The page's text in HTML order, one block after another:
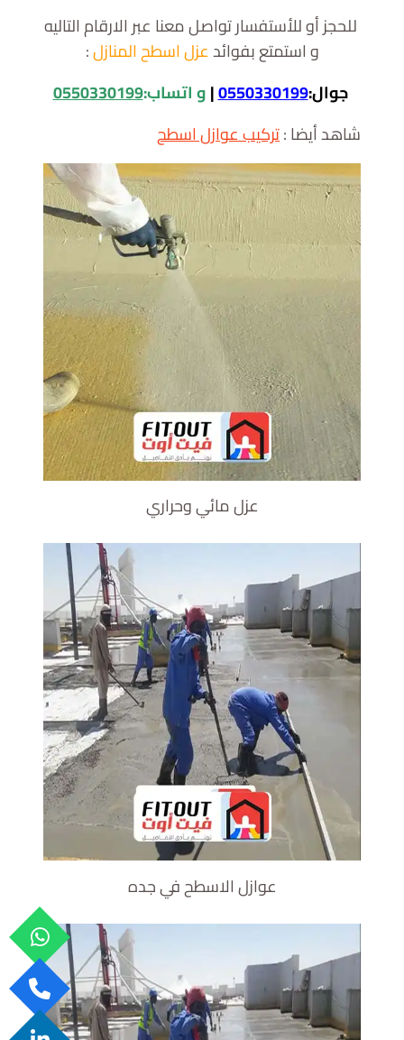
للحجز أو للأستفسار تواصل معنا عبر الارقام التاليه
و استمتع بفوائدعزل اسطح المنازل:
جوال:0550330199
|و اتساب:0550330199
شاهد أيضا :تركيب عوازل اسطح
عزل مائي وحراري
عوازل الاسطح في جده